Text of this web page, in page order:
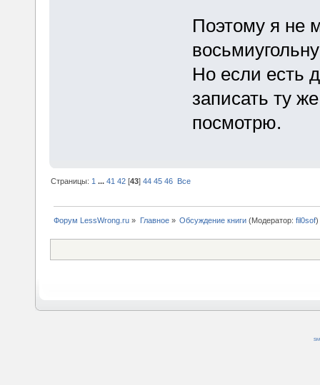
Поэтому я не
Но если есть
записать ту
посмотрю.
Страницы: 1 ...41 42 [43]44 45 46 Все
Форум LessWrong.ru » Главное» Обсуждение книги(Модератор: fil0sof)